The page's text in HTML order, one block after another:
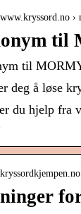
til
til
deg å løse
du hjelp fra